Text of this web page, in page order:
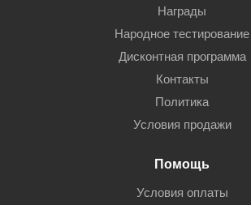
Награды
Народное тестирование
Дисконтная программа
Контакты
Политика
Условия продажи
Помощь
Условия оплаты